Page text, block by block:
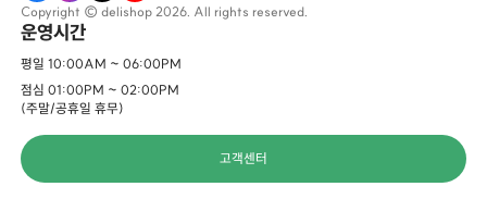
Copyright © delishop 2026. All rights reserved.
운영시간
평일 10:00AM ~ 06:00PM
점심 01:00PM ~ 02:00PM
(주말/공휴일 휴무)
고객센터